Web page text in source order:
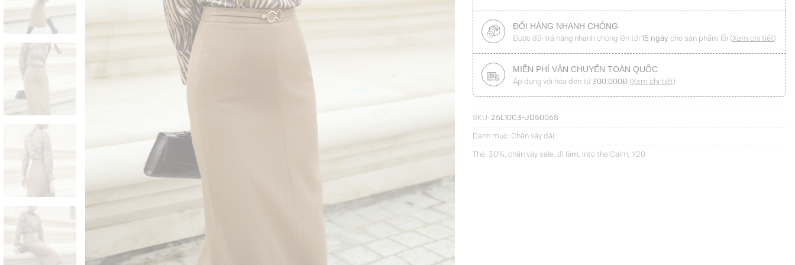
ĐỔI HÀNG NHANH CHÓNG
Được đổi trả hàng nhanh chóng lên tới 15 ngày cho sản phẩm lỗi (Xem chi tiết)
MIỄN PHÍ VẬN CHUYỂN TOÀN QUỐC
Áp dụng với hóa đơn từ 300.000Đ(Xem chi tiết)
SKU: 25L10C3-JD5006S
Danh mục: Chân váy dài
Thẻ: 30% chân váy sale đi làm Into the Calm Y20